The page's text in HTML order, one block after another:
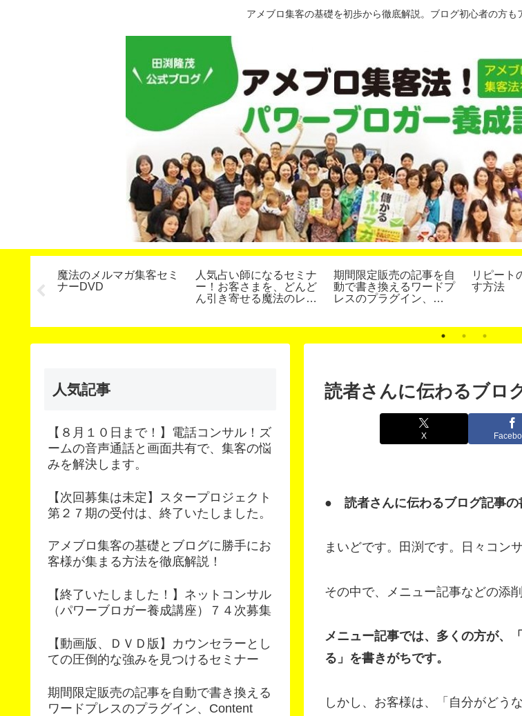
アメブロ集客の基礎を初歩から徹底解説。ブログ初心者の方も
２７期
魔法のメルマガ集客セミ
ナーDVD
人気占い師になるセミナ
ー！お客さまを、どんど
ん引き寄せる魔法のレッ
期間限定販売の記事を自
動で書き換えるワードプ
レスのプラグイン、
リピート
す方法
読者さんに伝わるブロ
X
● 読者さんに伝わるブログ記事の
まいどです。田渕です。日々コン
その中で、メニュー記事などの添
メニュー記事では、多くの方が、
る」を書きがちです。
しかし、お客様は、「自分がどう
人気記事
【８月１０日まで！】電話コンサル！ズ
ームの音声通話と画面共有で、集客の悩
みを解決します。
【次回募集は未定】スタープロジェクト
第２７期の受付は、終了いたしました。
アメブロ集客の基礎とブログに勝手にお
客様が集まる方法を徹底解説！
【終了いたしました！】ネットコンサル
（パワーブロガー養成講座）７４次募集
【動画版、ＤＶＤ版】カウンセラーとし
ての圧倒的な強みを見つけるセミナー
期間限定販売の記事を自動で書き換える
ワードプレスのプラグイン、Content